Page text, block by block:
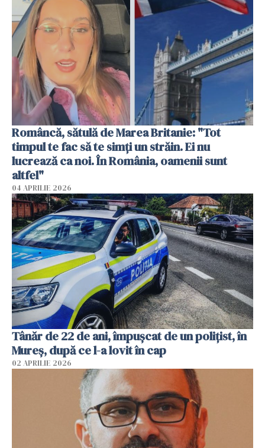
Româncă, sătulă de Marea Britanie: "Tot
timpul te fac să te simți un străin. Ei nu
lucrează ca noi. În România, oamenii sunt
altfel"
04 APRILIE 2026
Tânăr de 22 de ani, împușcat de un polițist, în
Mureș, după ce l-a lovit în cap
02 APRILIE 2026